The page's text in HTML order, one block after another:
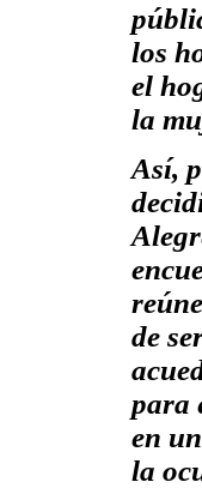
los
el
la
Así,
de
para
en un
la